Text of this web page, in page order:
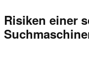
Risiken einer